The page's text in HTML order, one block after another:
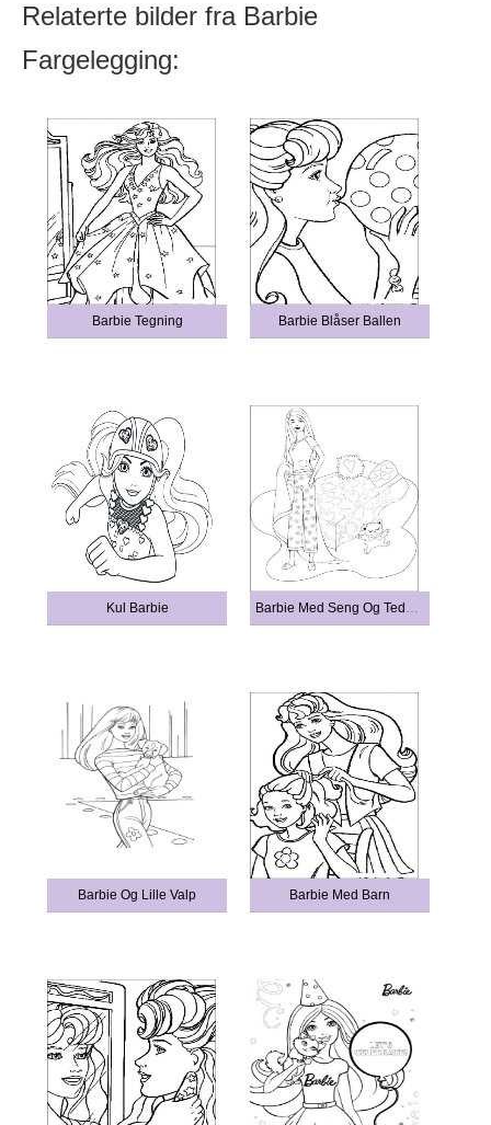
Relaterte bilder fra Barbie
Fargelegging:
Barbie Tegning Barbie Blåser Ballen
Kul Barbie Barbie Med Seng Og Teddybjørn
Barbie Og Lille Valp Barbie Med Barn